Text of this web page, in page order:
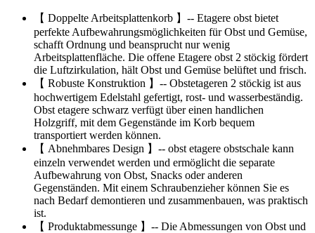
【 Doppelte Arbeitsplattenkorb 】-- Etagere obst bietet
perfekte Aufbewahrungsmöglichkeiten für Obst und Gemüse,
schafft Ordnung und beansprucht nur wenig
Arbeitsplattenfläche. Die offene Etagere obst 2 stöckig fördert
die Luftzirkulation, hält Obst und Gemüse belüftet und frisch.
【 Robuste Konstruktion 】-- Obstetageren 2 stöckig ist aus
hochwertigem Edelstahl gefertigt, rost- und wasserbeständig.
Obst etagere schwarz verfügt über einen handlichen
Holzgriff, mit dem Gegenstände im Korb bequem
transportiert werden können.
【 Abnehmbares Design 】-- obst etagere obstschale kann
einzeln verwendet werden und ermöglicht die separate
Aufbewahrung von Obst, Snacks oder anderen
Gegenständen. Mit einem Schraubenzieher können Sie es
nach Bedarf demontieren und zusammenbauen, was praktisch
ist.
【 Produktabmessunge 】-- Die Abmessungen von Obst und